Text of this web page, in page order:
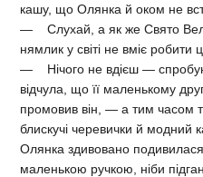
кашу, що Олянка й оком не
— Слухай, а як же Свято
нямлик у світі не вміє робити
— Нічого не вдієш —
відчула, що її маленькому
промовив він, — а тим часом
блискучі черевички й модний
Олянка здивовано
маленькою ручкою, ніби